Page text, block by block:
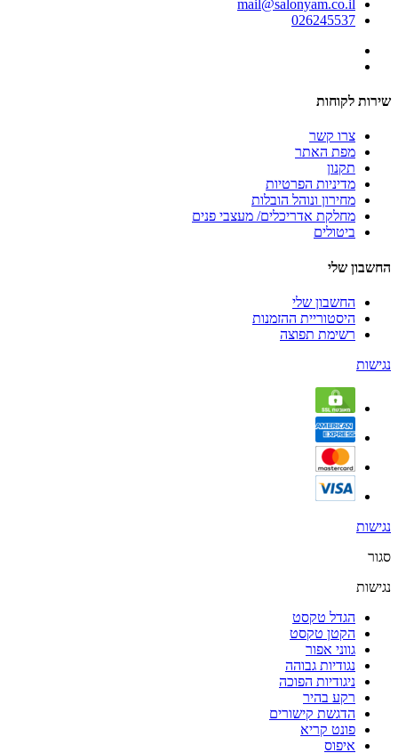
mail@salonyam.co.il
026245537
שירות לקוחות
צרו קשר
מפת האתר
תקנון
מדיניות הפרטיות
מחירון ונוהל הובלות
מחלקת אדריכלים/ מעצבי פנים
ביטולים
החשבון שלי
החשבון שלי
היסטוריית ההזמנות
רשימת תפוצה
נגישות
נגישות
סגור
נגישות
הגדל טקסט
הקטן טקסט
גווני אפור
נגודיות גבוהה
ניגודיות הפוכה
רקע בהיר
הדגשת קישורים
פונט קריא
איפוס